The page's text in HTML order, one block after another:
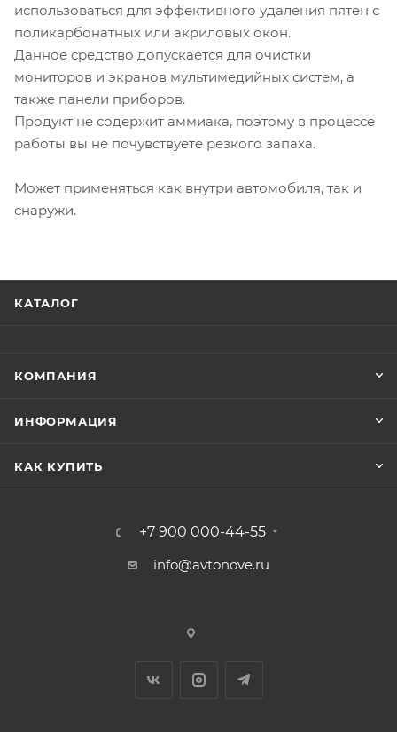
использоваться для эффективного удаления пятен с
поликарбонатных или акриловых окон.
Данное средство допускается для очистки
мониторов и экранов мультимедийных систем, а
также панели приборов.
Продукт не содержит аммиака, поэтому в процессе
работы вы не почувствуете резкого запаха.
Может применяться как внутри автомобиля, так и
снаружи.
КАТАЛОГ
КОМПАНИЯ
ИНФОРМАЦИЯ
КАК КУПИТЬ
+7 900 000-44-55
info@avtonove.ru